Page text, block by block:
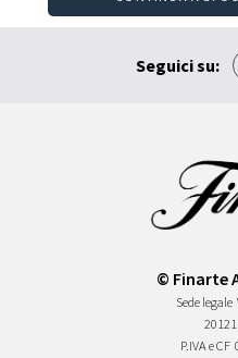
Seguici su:
© Finarte
Sede legale
P.IVA e CF